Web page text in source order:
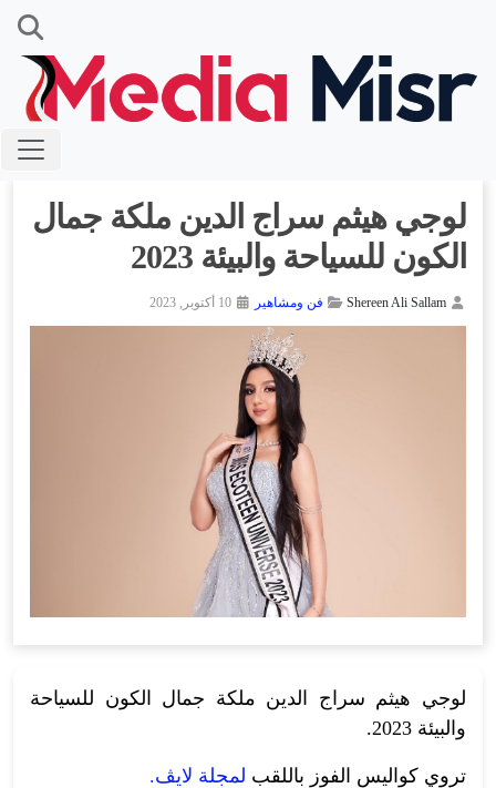
لوجي هيثم سراج الدين ملكة جمال
الكون للسياحة والبيئة 2023
فن ومشاهير
لوجي هيثم سراج الدين ملكة جمال الكون للسياحة
والبيئة 2023.
تروي كواليس الفوز باللقب لمجلة لايڤ.